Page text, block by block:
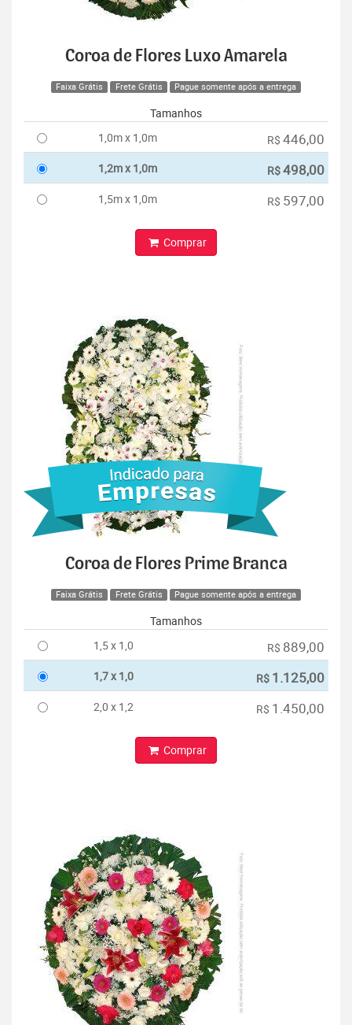
Coroa de Flores Luxo Amarela
Faixa Grátis Frete Grátis Pague somente após a entrega
Tamanhos
1,0m x 1,0m
R$ 446,00
1,2m x 1,0m R$498,00
1,5m x 1,0m R$ 597,00
Comprar
Coroa de Flores Prime Branca
Faixa Grátis Frete Grátis Pague somente após a entrega
Tamanhos
1,5 x 1,0
R$ 889,00
1,7 x 1,0 R$ 1.125,00
2,0 x 1,2 R$ 1.450,00
Comprar